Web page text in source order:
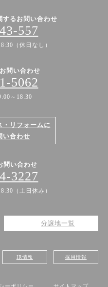
するお問い合わせ
557
（休日なし）
問い合わせ
5062
～18:30
・リフォームに
い合わせ
問い合わせ
3227
（土日休み）
分譲地一覧
IR情報 採用情報